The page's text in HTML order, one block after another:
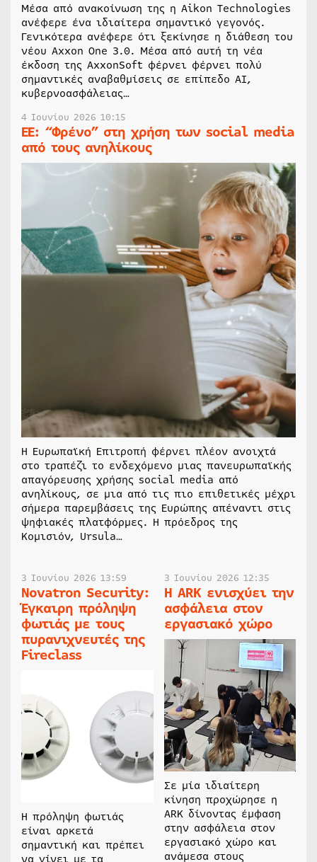
Μέσα από ανακοίνωση της η Aikon Technologies
ανέφερε ένα ιδιαίτερα σημαντικό γεγονός.
Γενικότερα ανέφερε ότι ξεκίνησε η διάθεση του
νέου Axxon One 3.0. Μέσα από αυτή τη νέα
έκδοση της AxxonSoft φέρνει φέρνει πολύ
σημαντικές αναβαθμίσεις σε επίπεδο AI,
κυβερνοασφάλειας…
4 Ιουνίου 2026 10:15
ΕΕ: “Φρένο” στη χρήση των social media
από τους ανηλίκους
Η Ευρωπαϊκή Επιτροπή φέρνει πλέον ανοιχτά
στο τραπέζι το ενδεχόμενο μιας πανευρωπαϊκής
απαγόρευσης χρήσης social media από
ανηλίκους, σε μια από τις πιο επιθετικές μέχρι
σήμερα παρεμβάσεις της Ευρώπης απέναντι στις
ψηφιακές πλατφόρμες. Η πρόεδρος της
Κομισιόν, Ursula…
3 Ιουνίου 2026 13:59
Novatron Security:
Έγκαιρη πρόληψη
φωτιάς με τους
πυρανιχνευτές της
Fireclass
Η πρόληψη φωτιάς
είναι αρκετά
σημαντική και πρέπει
να γίνει με τα
3 Ιουνίου 2026 12:35
Η ARK ενισχύει την
ασφάλεια στον
εργασιακό χώρο
Σε μία ιδιαίτερη
κίνηση προχώρησε η
ARK δίνοντας έμφαση
στην ασφάλεια στον
εργασιακό χώρο και
ανάμεσα στους